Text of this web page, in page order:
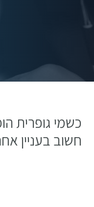
כשמי גופרית
חשוב בעניין